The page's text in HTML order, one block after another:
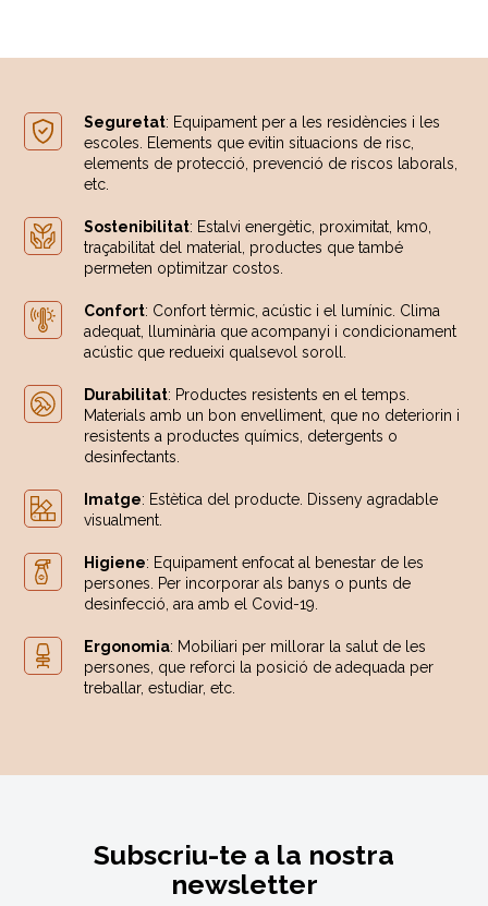
Seguretat: Equipament per a les residències i les
escoles. Elements que evitin situacions de risc,
elements de protecció, prevenció de riscos laborals,
etc.
Sostenibilitat: Estalvi energètic, proximitat, km0,
traçabilitat del material, productes que també
permeten optimitzar costos.
Confort: Confort tèrmic, acústic i el lumínic. Clima
adequat, lluminària que acompanyi i condicionament
acústic que redueixi qualsevol soroll.
Durabilitat: Productes resistents en el temps.
Materials amb un bon envelliment, que no deteriorin i
resistents a productes químics, detergents o
desinfectants.
Imatge: Estètica del producte. Disseny agradable
visualment.
Higiene: Equipament enfocat al benestar de les
persones. Per incorporar als banys o punts de
desinfecció, ara amb el Covid-19.
Ergonomia: Mobiliari per millorar la salut de les
persones, que reforci la posició de adequada per
treballar, estudiar, etc.
Subscriu-te a la nostra
newsletter